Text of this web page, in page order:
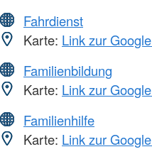
Fahrdienst
Karte: Link zur
Familienbildung
Karte: Link zur
Familienhilfe
Karte: Link zur